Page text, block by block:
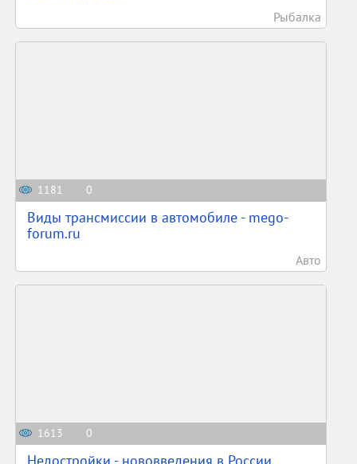
Рыбалка
1181 0
Виды трансмиссии в автомобиле - mego-
forum.ru
Авто
1613 0